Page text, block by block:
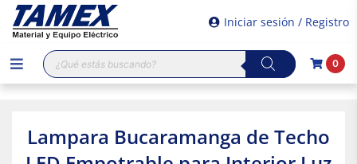
Iniciar sesión / Registro
Búsqueda
de
productos
0
Lampara Bucaramanga de Techo